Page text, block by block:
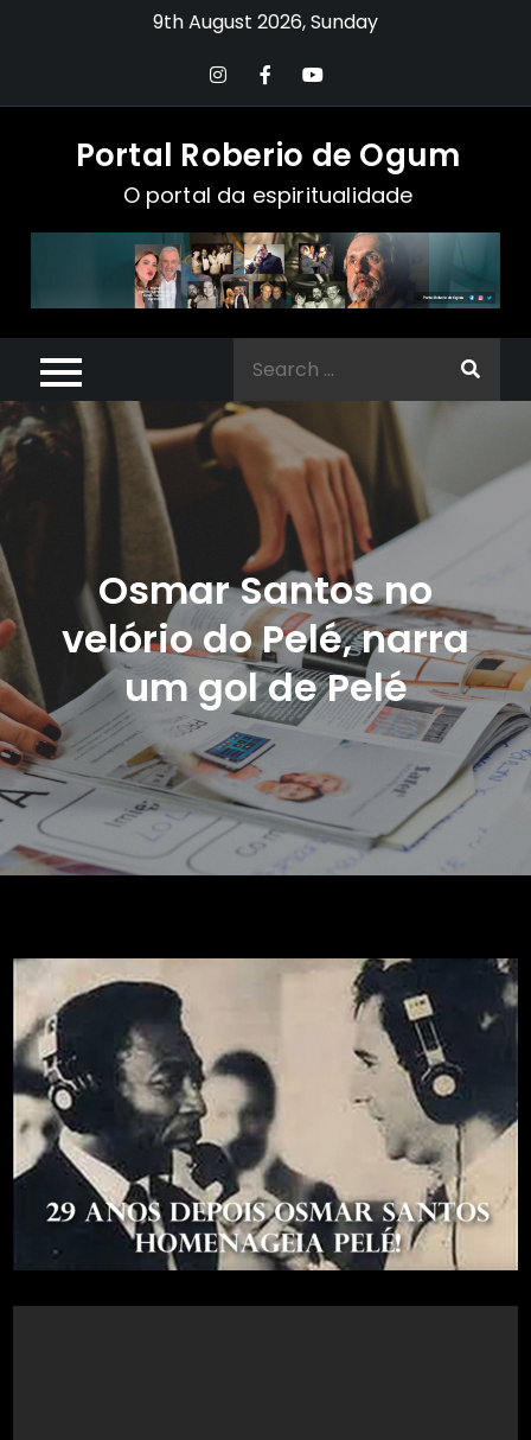
9th August 2026, Sunday
Portal Roberio de Ogum
O portal da espiritualidade
Osmar Santos no
velório do Pelé, narra
um gol de Pelé